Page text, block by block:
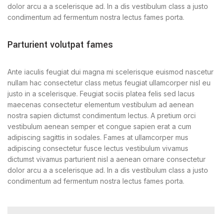
dolor arcu a a scelerisque ad. In a dis vestibulum class a justo
condimentum ad fermentum nostra lectus fames porta.
Parturient volutpat fames
Ante iaculis feugiat dui magna mi scelerisque euismod nascetur
nullam hac consectetur class metus feugiat ullamcorper nisl eu
justo in a scelerisque. Feugiat sociis platea felis sed lacus
maecenas consectetur elementum vestibulum ad aenean
nostra sapien dictumst condimentum lectus. A pretium orci
vestibulum aenean semper et congue sapien erat a cum
adipiscing sagittis in sodales. Fames at ullamcorper mus
adipiscing consectetur fusce lectus vestibulum vivamus
dictumst vivamus parturient nisl a aenean ornare consectetur
dolor arcu a a scelerisque ad. In a dis vestibulum class a justo
condimentum ad fermentum nostra lectus fames porta.